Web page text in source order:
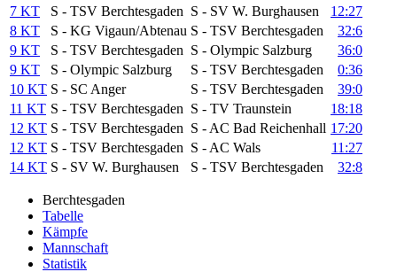
7 KT
S - TSV Berchtesgaden S - SV W. Burghausen
12:27
8 KT
S - KG Vigaun/Abtenau S - TSV Berchtesgaden
32:6
9 KT
S - TSV Berchtesgaden S - Olympic Salzburg
36:0
9 KT
S - Olympic Salzburg S - TSV Berchtesgaden
0:36
10 KT S - SC Anger S - TSV Berchtesgaden
39:0
11 KT S - TSV Berchtesgaden S - TV Traunstein
18:18
12 KT S - TSV Berchtesgaden S - AC Bad Reichenhall 17:20
12 KT S - TSV Berchtesgaden S - AC Wals
11:27
14 KT S - SV W. Burghausen S - TSV Berchtesgaden 32:8
Berchtesgaden
Tabelle
Kämpfe
Mannschaft
Statistik